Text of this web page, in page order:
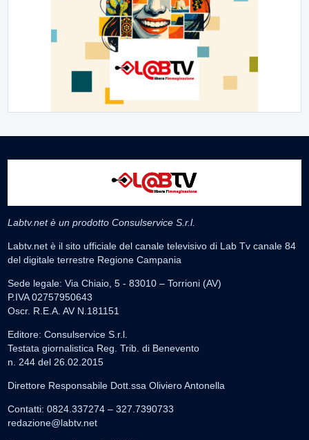
Labtv.net è un prodotto Consulservice S.r.l.
Labtv.net è il sito ufficiale del canale televisivo di Lab Tv canale 84
del digitale terrestre Regione Campania
Sede legale: Via Chiaio, 5 - 83010 – Torrioni (AV)
P.IVA 02757950643
Oscr. R.E.A. AV N.181151
Editore: Consulservice S.r.l.
Testata giornalistica Reg. Trib. di Benevento
n. 244 del 26.02.2015
Direttore Responsabile Dott.ssa Oliviero Antonella
Contatti: 0824.337274 – 327.7390733
redazione@labtv.net